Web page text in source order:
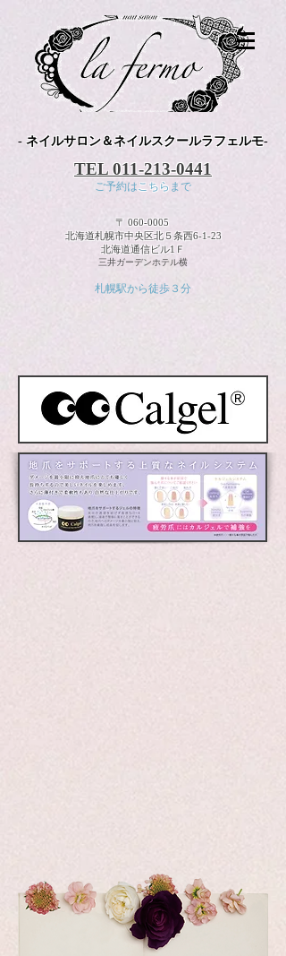
- ネイルサロン＆ネイルスクールラフェルモ-
TEL011-213-0441
ご予約はこちら まで
〒 060-0005
北海道札幌市中央区北５条西6-1-23
北海道通信ビル1Ｆ
三井ガーデンホテル横
札幌駅から徒歩３分